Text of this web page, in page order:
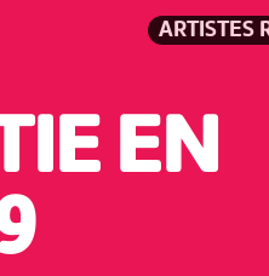
ARTISTES
EN